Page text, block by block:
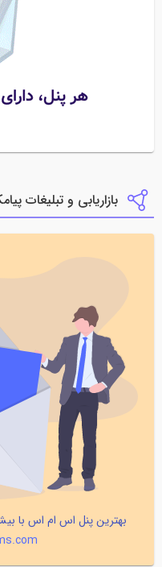
بازاریابی و تبلیغات
بهترین پنل اس ام اس با